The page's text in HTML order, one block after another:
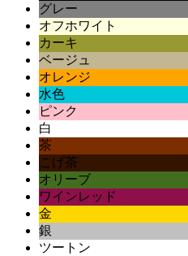
グレー
オフホワイト
カーキ
ベージュ
オレンジ
水色
ピンク
白
茶
こげ茶
オリーブ
ワインレッド
金
銀
ツートン